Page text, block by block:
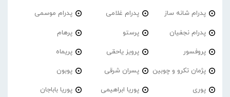
پدرام شانه ساز پدرام غلامی پدرام موسمی
پدرام نجفیان پرستو پرهام
پروفسور پرویز یاحقی پریماه
پژمان تکرو و چوبین پسران شرقی پوبون
پوری پوریا ابراهیمی پوریا باباجان